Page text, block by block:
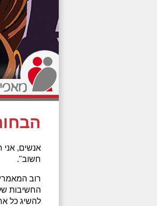
אנשים,
חשוב".
רוב
החשיבות
להשיג כל